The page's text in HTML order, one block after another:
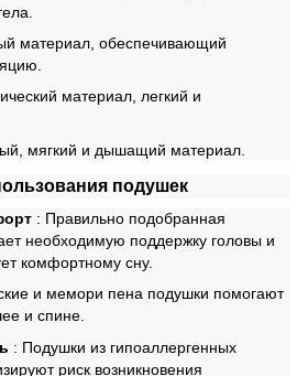
материал, обеспечивающий
материал, легкий и
мягкий и дышащий материал.
подушек
: Правильно подобранная
необходимую поддержку головы и
комфортному сну.
и мемори пена подушки помогают
и спине.
: Подушки из гипоаллергенных
риск возникновения